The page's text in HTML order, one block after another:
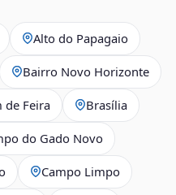
Alto do Papagaio
Bairro Novo Horizonte
de Feira Brasília
do Gado Novo
Campo Limpo